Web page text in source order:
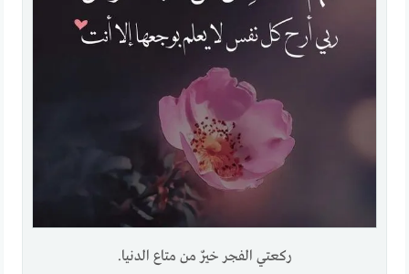
ركعتي الفجر خيرٌ من متاع الدنيا.